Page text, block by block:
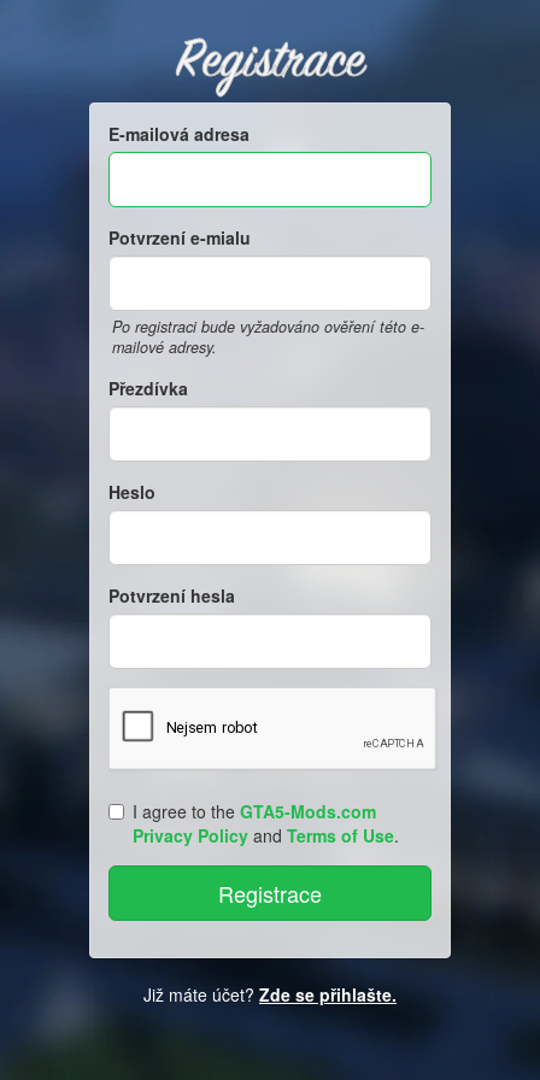
Registrace
E-mailová adresa
Potvrzení e-mialu
Po registraci bude vyžadováno ověření této e-
mailové adresy.
Přezdívka
Heslo
Potvrzení hesla
I agree to the GTA5-Mods.com
Privacy Policy and Terms of Use.
Již máte účet? Zde se přihlašte.